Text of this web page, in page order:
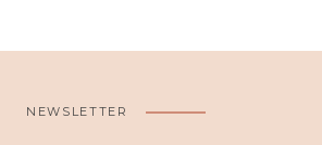
NEWSLETTER